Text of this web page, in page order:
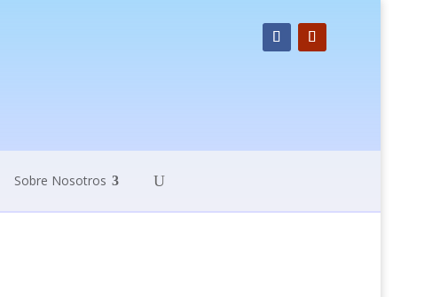
Sobre Nosotros